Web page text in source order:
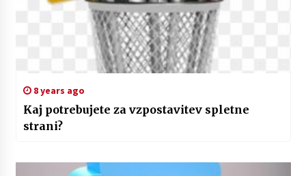
8 years ago
Kaj potrebujete za vzpostavitev spletne
strani?